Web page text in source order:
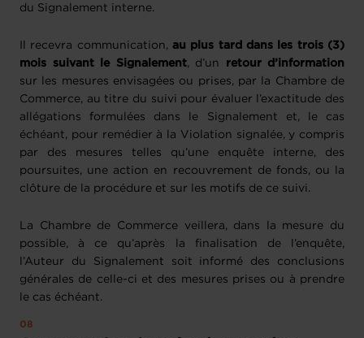
du Signalement interne.
Il recevra communication, au plus tard dans les trois (3)
mois suivant le Signalement, d’un
retour d’information
sur les mesures envisagées ou prises, par la Chambre de
Commerce, au titre du suivi pour évaluer l’exactitude des
allégations formulées dans le Signalement et, le cas
échéant, pour remédier à la Violation signalée, y compris
par des mesures telles qu’une enquête interne, des
poursuites, une action en recouvrement de fonds, ou la
clôture de la procédure et sur les motifs de ce suivi.
La Chambre de Commerce veillera, dans la mesure du
possible, à ce qu’après la finalisation de l’enquête,
l’Auteur du Signalement soit informé des conclusions
générales de celle-ci et des mesures prises ou à prendre
le cas échéant.